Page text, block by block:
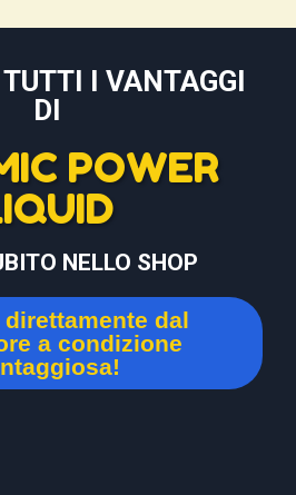
I VANTAGGI
DI
POWER
NELLO SHOP
dal
a condizione